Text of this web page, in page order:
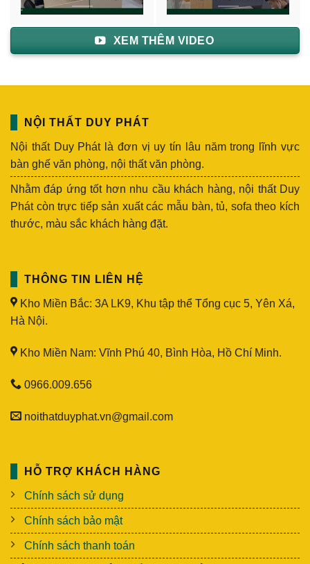
XEM THÊM VIDEO
NỘI THẤT DUY PHÁT
Nội thất Duy Phát là đơn vị uy tín lâu năm trong lĩnh vực
bàn ghế văn phòng, nội thất văn phòng.
Nhằm đáp ứng tốt hơn nhu cầu khách hàng, nội thất Duy
Phát còn trực tiếp sản xuất các mẫu bàn, tủ, sofa theo kích
thước, màu sắc khách hàng đặt.
THÔNG TIN LIÊN HỆ
Kho Miền Bắc: 3A LK9, Khu tập thể Tổng cục 5, Yên Xá,
Hà Nội.
Kho Miền Nam: Vĩnh Phú 40, Bình Hòa, Hồ Chí Minh.
0966.009.656
noithatduyphat.vn@gmail.com
HỖ TRỢ KHÁCH HÀNG
Chính sách sử dụng
Chính sách bảo mật
Chính sách thanh toán